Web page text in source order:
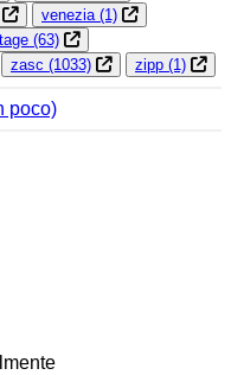
venezia (1)
(63)
zasc (1033) zipp (1)
poco)